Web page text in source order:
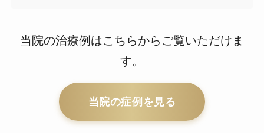
当院の治療例はこちらからご覧いただけま
す。
当院の症例を見る